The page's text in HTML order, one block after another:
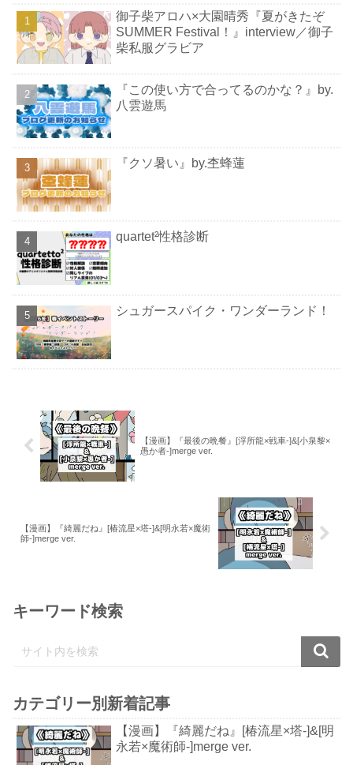
御子柴アロハ×大園晴秀『夏がきたぞ
SUMMER Festival！』interview／御子
柴私服グラビア
『この使い方で合ってるのかな？』by.
八雲遊馬
『クソ暑い』by.杢蜂蓮
quartet²性格診断
シュガースパイク・ワンダーランド！
【漫画】『最後の晩餐』[浮所龍×戦車-]&[小泉黎×
愚か者-]merge ver.
【漫画】『綺麗だね』[椿流星×塔-]&[明永若×魔術
師-]merge ver.
キーワード検索
カテゴリー別新着記事
【漫画】『綺麗だね』[椿流星×塔-]&[明
永若×魔術師-]merge ver.